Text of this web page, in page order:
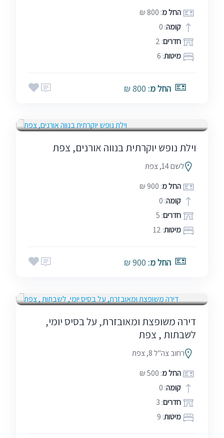
החל מ: 800 ₪
קומה: 0
חדרים: 2
מיטות: 6
החל מ: 800 ₪
וילת נופש יוקרתית בנווה אורנים, צפת
לשם 14, צפת
החל מ: 900 ₪
קומה: 0
חדרים: 5
מיטות: 12
החל מ: 900 ₪
דירה משופצת ומאובזרת, על בסיס יומי,
לשבתות , צפת
רחוב צה"ל 8, צפת
החל מ: 500 ₪
קומה: 0
חדרים: 3
מיטות: 9